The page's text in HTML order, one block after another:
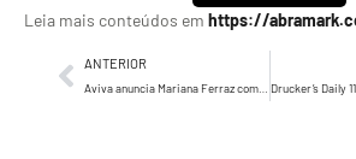
Leia mais conteúdos em https://
ANTERIOR